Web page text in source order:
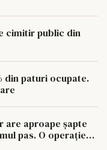
cimitir public din
din paturi ocupate.
are aproape șapte
pas. O operație